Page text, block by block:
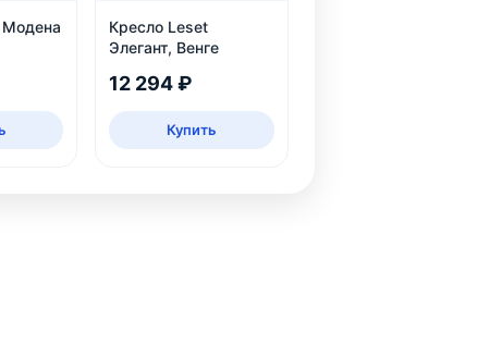
Модена
Кресло Leset
Элегант, Венге
12 294 ₽
Купить